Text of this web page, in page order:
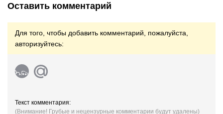
Оставить комментарий
Для того, чтобы добавить комментарий, пожалуйста,
авторизуйтесь:
Текст комментария:
(Внимание! Грубые и нецензурные комментарии будут удалены)